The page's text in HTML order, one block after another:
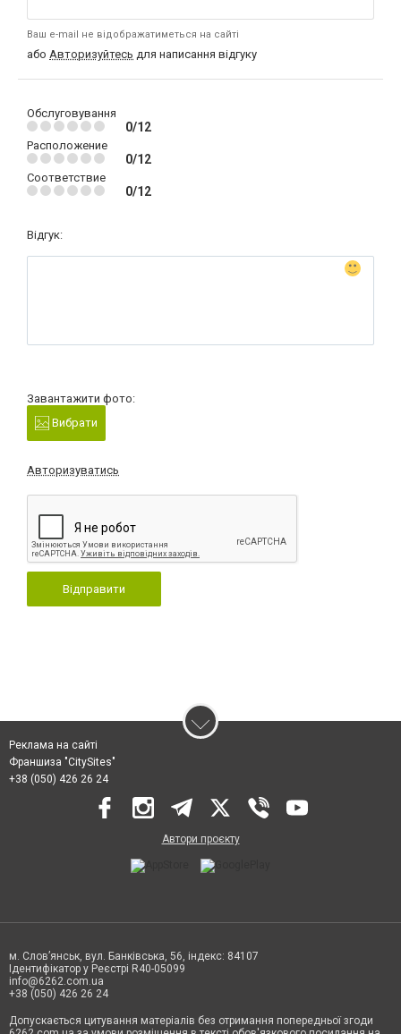
Ваш e-mail не відображатиметься на сайті
або Авторизуйтесь для написання відгуку
Обслуговування
0/12
Расположение
0/12
Соответствие
0/12
Відгук:
Завантажити фото:
Вибрати
Авторизуватись
Відправити
Реклама на сайті
Франшиза "CitySites"
+38 (050) 426 26 24
Автори проєкту
м. Слов’янськ, вул. Банківська, 56, індекс: 84107
Ідентифікатор у Реєстрі R40-05099
info@6262.com.ua
+38 (050) 426 26 24
Допускається цитування матеріалів без отримання попередньої згоди